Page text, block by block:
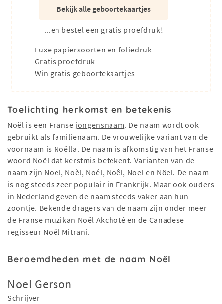
Bekijk alle geboortekaartjes
...en bestel een gratis proefdruk!
Luxe papiersoorten en foliedruk
Gratis proefdruk
Win gratis geboortekaartjes
Toelichting herkomst en betekenis
Noël is een Franse jongensnaam. De naam wordt ook
gebruikt als familienaam. De vrouwelijke variant van de
voornaam is Noëlla. De naam is afkomstig van het Franse
woord Noël dat kerstmis betekent. Varianten van de
naam zijn Noel, Noèl, Noél, Noêl, Noel en Nöel. De naam
is nog steeds zeer populair in Frankrijk. Maar ook ouders
in Nederland geven de naam steeds vaker aan hun
zoontje. Bekende dragers van de naam zijn onder meer
de Franse muzikan Noël Akchoté en de Canadese
regisseur Noël Mitrani.
Beroemdheden met de naam Noël
Noel Gerson
Schrijver